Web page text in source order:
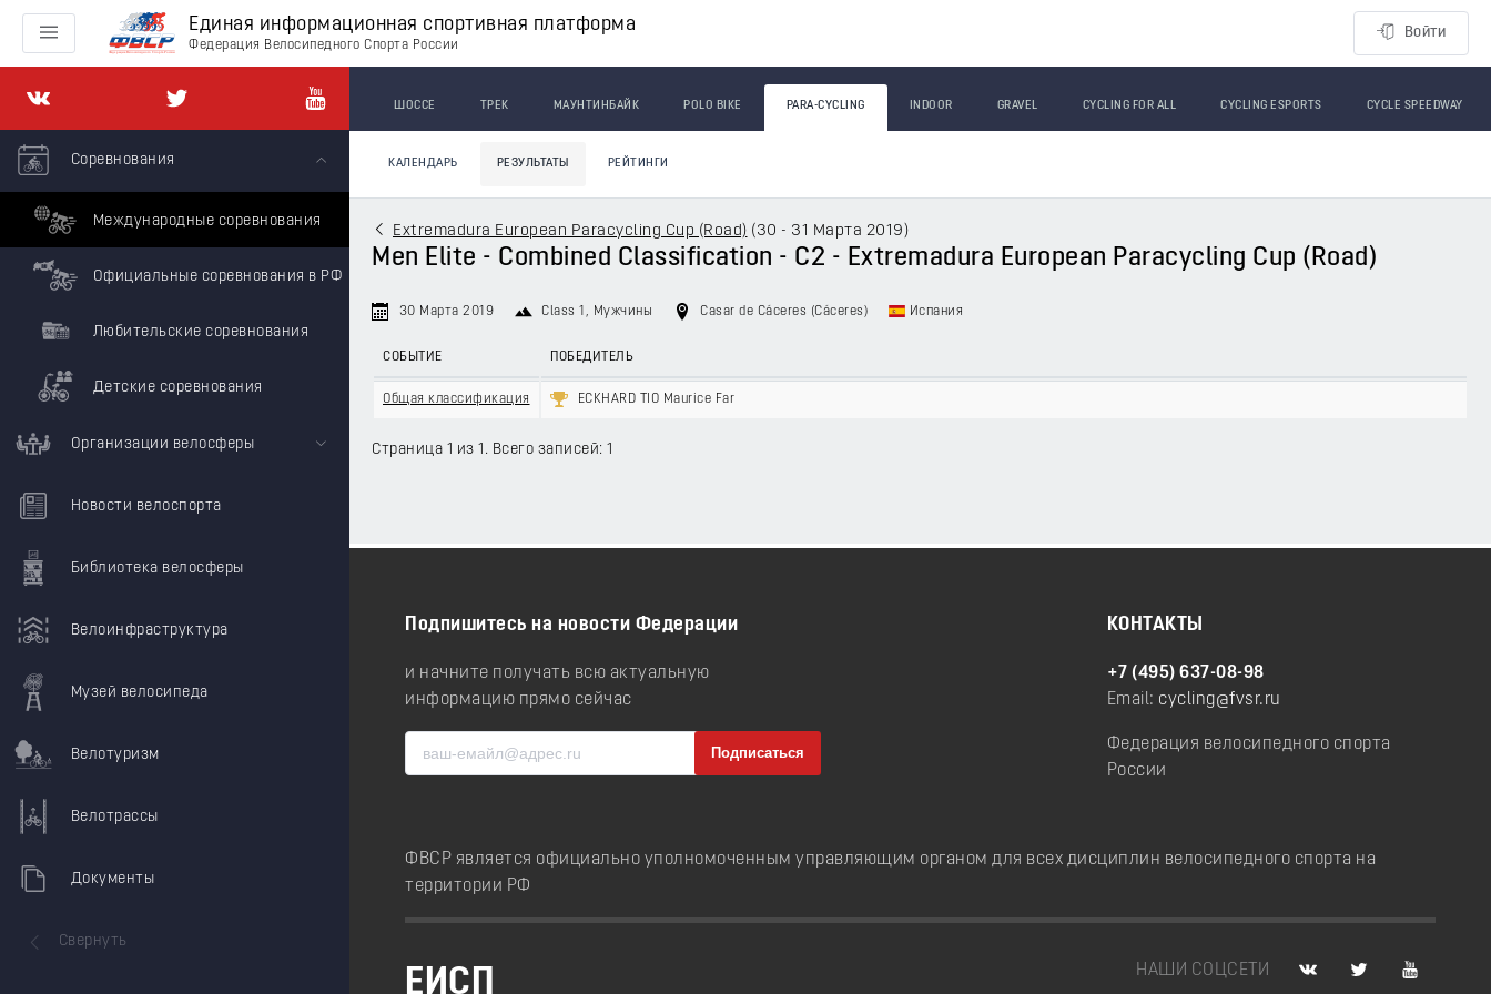
Единая информационная спортивная платформа
Федерация Велосипедного Спорта России
Войти
Соревнования
Международные соревнования
Официальные соревнования в РФ
Любительские соревнования
Детские соревнования
Организации велосферы
Новости велоспорта
Библиотека велосферы
Велоинфраструктура
Музей велосипеда
Велотуризм
Велотрассы
Документы
Свернуть
ШОССЕ ТРЕК МАУНТИНБАЙК POLO BIKE PARA-CYCLING INDOOR GRAVEL CYCLING FOR ALL CYCLING ESPORTS CYCLE SPEEDWAY
КАЛЕНДАРЬ РЕЗУЛЬТАТЫ РЕЙТИНГИ
Extremadura European Paracycling Cup (Road) ( 30 - 31 Марта 2019 )
Men Elite - Combined Classification - C2 - Extremadura European Paracycling Cup (Road)
30 Марта 2019 Class 1 , Мужчины Casar de Cáceres (Cáceres) Испания
СОБЫТИЕ ПОБЕДИТЕЛЬ
Общая классификация ECKHARD TIO Maurice Far
Страница 1 из 1. Всего записей: 1
Подпишитесь на новости Федерации
и начните получать всю актуальную
информацию прямо сейчас
КОНТАКТЫ
+7 (495) 637-08-98
Email: cycling@fvsr.ru
Федерация велосипедного спорта
России
ФВСР является официально уполномоченным управляющим органом для всех дисциплин велосипедного спорта на
территории РФ
НАШИ СОЦСЕТИ
ЕИСП